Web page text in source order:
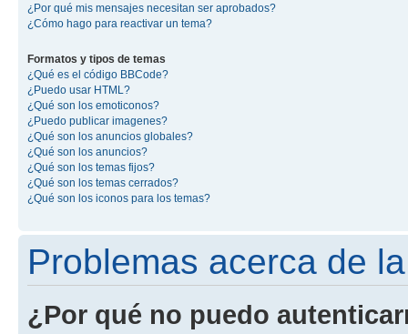
¿Por qué mis mensajes necesitan ser aprobados?
¿Cómo hago para reactivar un tema?
Formatos y tipos de temas
¿Qué es el código BBCode?
¿Puedo usar HTML?
¿Qué son los emoticonos?
¿Puedo publicar imagenes?
¿Qué son los anuncios globales?
¿Qué son los anuncios?
¿Qué son los temas fijos?
¿Qué son los temas cerrados?
¿Qué son los iconos para los temas?
Problemas acerca de
¿Por qué no puedo